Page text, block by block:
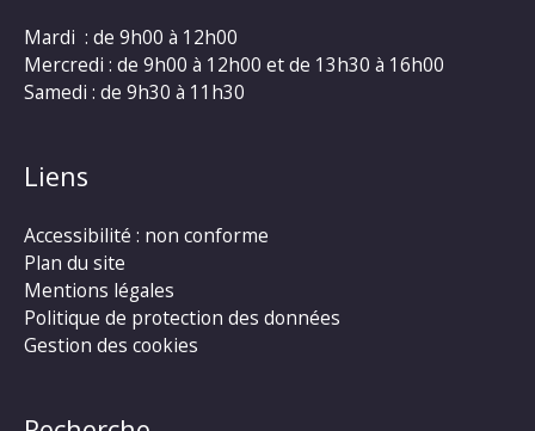
Mardi : de 9h00 à 12h00
Mercredi : de 9h00 à 12h00 et de 13h30 à 16h00
Samedi : de 9h30 à 11h30
Liens
Accessibilité : non conforme
Plan du site
Mentions légales
Politique de protection des données
Gestion des cookies